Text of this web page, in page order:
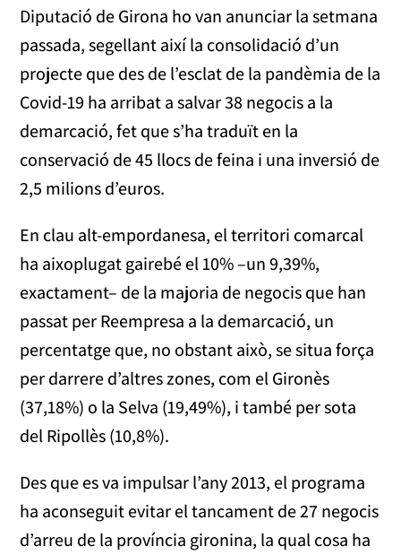
Diputació de Girona ho van anunciar la setmana
passada, segellant així la consolidació d’un
projecte que des de l’esclat de la pandèmia de la
Covid-19 ha arribat a salvar 38 negocis a la
demarcació, fet que s’ha traduït en la
conservació de 45 llocs de feina i una inversió de
2,5 milions d’euros.
En clau alt-empordanesa, el territori comarcal
ha aixoplugat gairebé el 10% –un 9,39%,
exactament– de la majoria de negocis que han
passat per Reempresa a la demarcació, un
percentatge que, no obstant això, se situa força
per darrere d’altres zones, com el Gironès
(37,18%) o la Selva (19,49%), i també per sota
del Ripollès (10,8%).
Des que es va impulsar l’any 2013, el programa
ha aconseguit evitar el tancament de 27 negocis
d’arreu de la província gironina, la qual cosa ha